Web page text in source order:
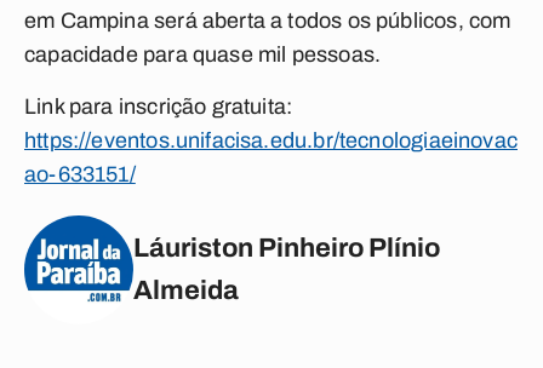
em Campina será aberta a todos os públicos, com
capacidade para quase mil pessoas.
Link para inscrição gratuita:
https://eventos.unifacisa.edu.br/tecnologiaeinovac
ao-633151/
Láuriston Pinheiro Plínio
Almeida